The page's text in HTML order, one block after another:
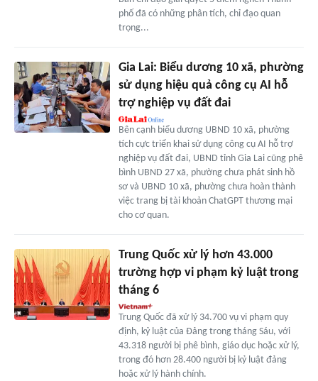
phố đã có những phân tích, chỉ đạo quan
trọng...
Gia Lai: Biểu dương 10 xã, phường
sử dụng hiệu quả công cụ AI hỗ
trợ nghiệp vụ đất đai
Bên cạnh biểu dương UBND 10 xã, phường
tích cực triển khai sử dụng công cụ AI hỗ trợ
nghiệp vụ đất đai, UBND tỉnh Gia Lai cũng phê
bình UBND 27 xã, phường chưa phát sinh hồ
sơ và UBND 10 xã, phường chưa hoàn thành
việc trang bị tài khoản ChatGPT thương mại
cho cơ quan.
Trung Quốc xử lý hơn 43.000
trường hợp vi phạm kỷ luật trong
tháng 6
Trung Quốc đã xử lý 34.700 vụ vi phạm quy
định, kỷ luật của Đảng trong tháng Sáu, với
43.318 người bị phê bình, giáo dục hoặc xử lý,
trong đó hơn 28.400 người bị kỷ luật đảng
hoặc xử lý hành chính.